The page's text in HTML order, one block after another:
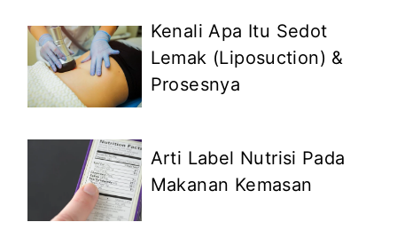
Kenali Apa Itu Sedot
Lemak (Liposuction) &
Prosesnya
Arti Label Nutrisi Pada
Makanan Kemasan